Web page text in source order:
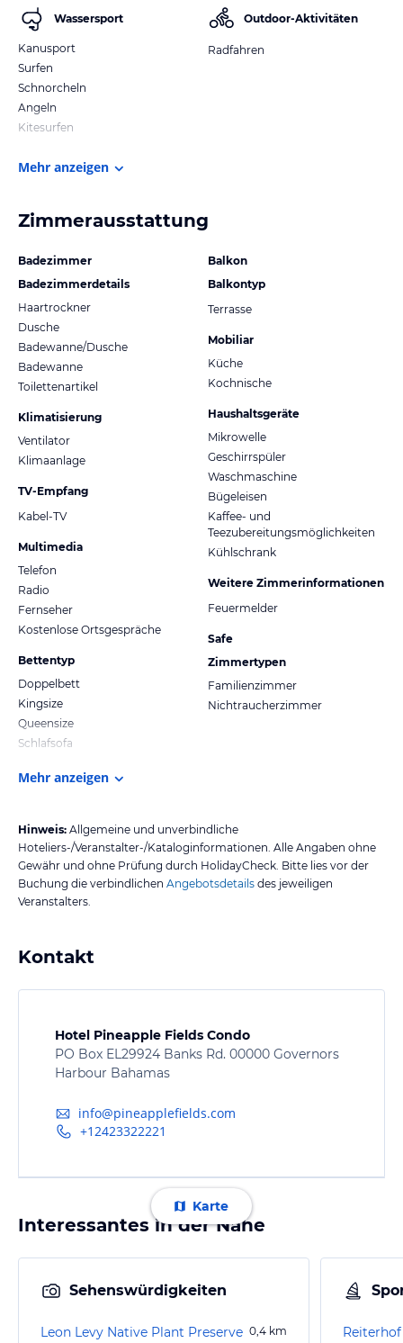
Wassersport
Kanusport
Surfen
Schnorcheln
Angeln
Kitesurfen
Outdoor-Aktivitäten
Radfahren
Mehr anzeigen
Zimmerausstattung
Badezimmer
Badezimmerdetails
Haartrockner
Dusche
Badewanne/Dusche
Badewanne
Toilettenartikel
Klimatisierung
Ventilator
Klimaanlage
TV-Empfang
Kabel-TV
Multimedia
Telefon
Radio
Fernseher
Kostenlose Ortsgespräche
Bettentyp
Doppelbett
Kingsize
Queensize
Schlafsofa
Balkon
Balkontyp
Terrasse
Mobiliar
Küche
Kochnische
Haushaltsgeräte
Mikrowelle
Geschirrspüler
Waschmaschine
Bügeleisen
Kaffee- und
Teezubereitungsmöglichkeiten
Kühlschrank
Weitere Zimmerinformationen
Feuermelder
Safe
Zimmertypen
Familienzimmer
Nichtraucherzimmer
Mehr anzeigen
Hinweis: Allgemeine und unverbindliche
Hoteliers-/Veranstalter-/Kataloginformationen. Alle Angaben ohne
Gewähr und ohne Prüfung durch HolidayCheck. Bitte lies vor der
Buchung die verbindlichen Angebotsdetails des jeweiligen
Veranstalters.
Kontakt
Hotel Pineapple Fields Condo
PO Box EL29924 Banks Rd. 00000 Governors
Harbour Bahamas
info@pineapplefields.com
+12423322221
Karte
Interessantes in der Nähe
Sehenswürdigkeiten
Leon Levy Native Plant Preserve 0,4 km